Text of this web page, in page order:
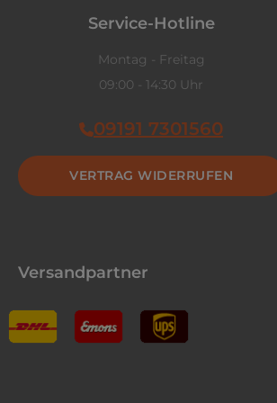
Service-Hotline
Montag - Freitag
09:00 - 14:30 Uhr
09191 7301560
VERTRAG WIDERRUFEN
Versandpartner